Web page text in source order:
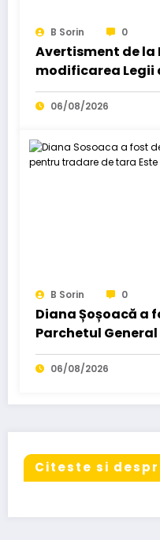
B Sorin 0
Avertisment de la
modificarea Legii
București: Orice
06/08/2026
B Sorin 0
Diana Șoșoacă a
Parchetul
țară: „Este
06/08/2026
Citeste si